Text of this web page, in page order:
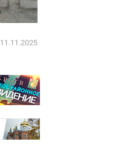
11.11.2025